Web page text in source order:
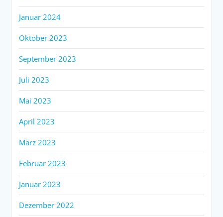
Januar 2024
Oktober 2023
September 2023
Juli 2023
Mai 2023
April 2023
März 2023
Februar 2023
Januar 2023
Dezember 2022